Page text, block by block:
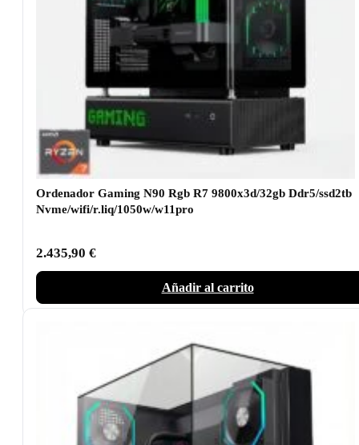
Ordenador Gaming N90 Rgb R7 9800x3d/32gb Ddr5/ssd2tb
Nvme/wifi/r.liq/1050w/w11pro
2.435,90 €
Añadir al carrito